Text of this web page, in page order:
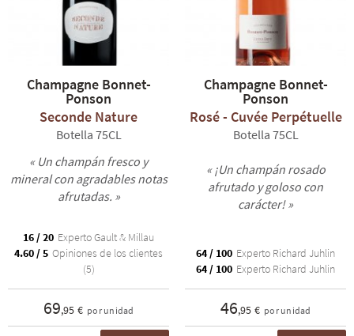
Champagne Bonnet-
Ponson
Seconde Nature
Botella 75CL
« Un champán fresco y
mineral con agradables notas
afrutadas. »
16 / 20 Experto Gault & Millau
4.60 / 5 Opiniones de los clientes
(5)
69,95 € por unidad
Champagne Bonnet-
Ponson
Rosé - Cuvée Perpétuelle
Botella 75CL
« ¡Un champán rosado
afrutado y goloso con
carácter! »
64 / 100 Experto Richard Juhlin
64 / 100 Experto Richard Juhlin
46,95 € por unidad